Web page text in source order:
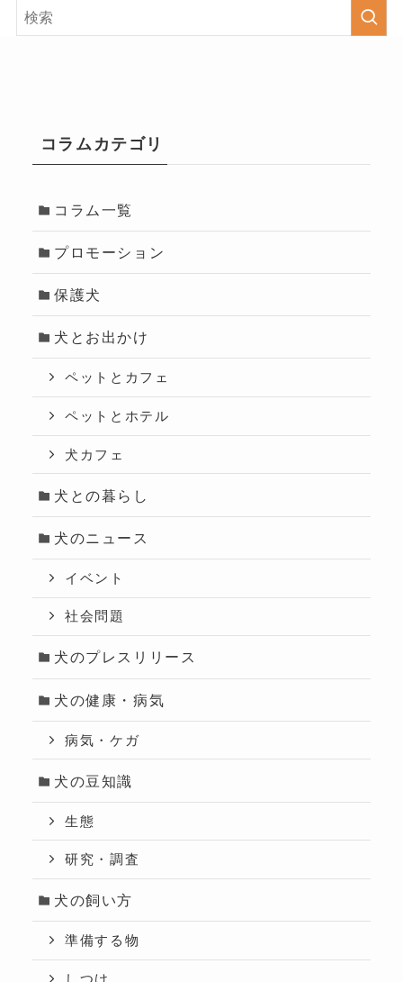
コラムカテゴリ
コラム一覧
プロモーション
保護犬
犬とお出かけ
ペットとカフェ
ペットとホテル
犬カフェ
犬との暮らし
犬のニュース
イベント
社会問題
犬のプレスリリース
犬の健康・病気
病気・ケガ
犬の豆知識
生態
研究・調査
犬の飼い方
準備する物